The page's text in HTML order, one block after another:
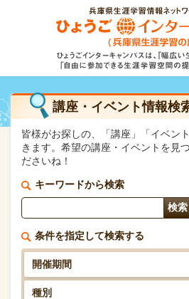
講座・イベント情報検
皆様がお探しの、「講座」「イベン
きます。希望の講座・イベントを見
ださいね！
キーワードから検索
条件を指定して検索する
開催期間
種別